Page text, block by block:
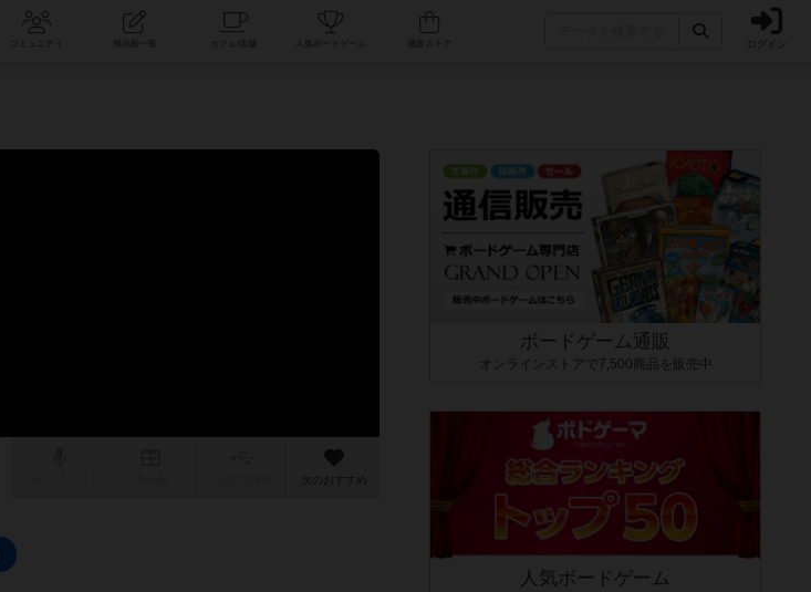
コミュニティ 人気ボードゲーム ログイン
次のおすすめ
ボードゲーム通販
オンラインストアで7,500商品を販売中
人気ボードゲーム